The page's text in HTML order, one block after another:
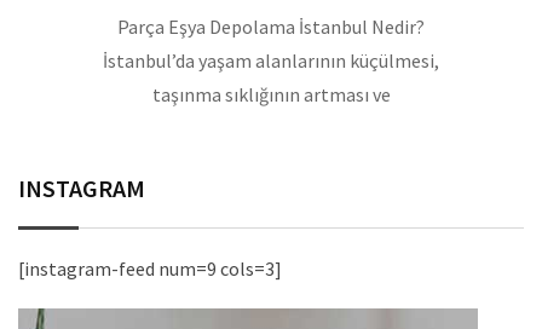
Parça Eşya Depolama İstanbul Nedir?
İstanbul’da yaşam alanlarının küçülmesi,
taşınma sıklığının artması ve
INSTAGRAM
[instagram-feed num=9 cols=3]